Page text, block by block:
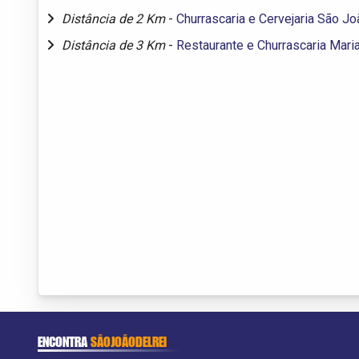
Distância de 2 Km - Churrascaria e Cervejaria São
Distância de 3 Km - Restaurante e Churrascaria
ENCONTRASÃOJOÃODELREI